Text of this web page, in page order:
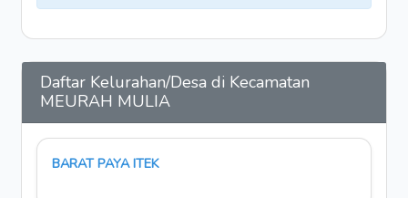
Daftar Kelurahan/Desa di Kecamatan
MEURAH MULIA
BARAT PAYA ITEK